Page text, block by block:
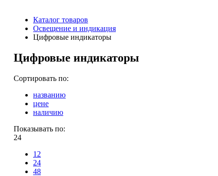
Каталог товаров
Освещение и индикация
Цифровые индикаторы
Цифровые индикаторы
Сортировать по:
названию
цене
наличию
Показывать по:
24
12
24
48